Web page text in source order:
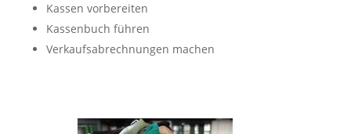
Kassen vorbereiten
Kassenbuch führen
Verkaufsabrechnungen machen